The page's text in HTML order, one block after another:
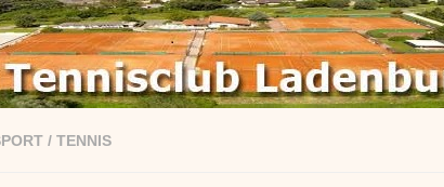
/ TENNIS